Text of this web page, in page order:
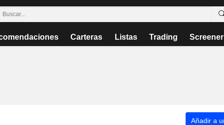
Carteras Listas Trading
Añadir a